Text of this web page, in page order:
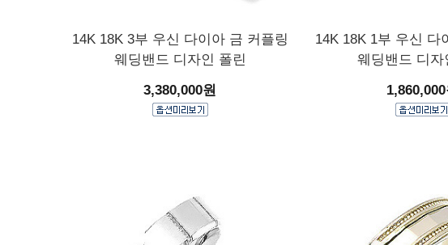
14K 18K 3부 우신 다이아 금 커플링
웨딩밴드 디자인 폴린
3,380,000원
14K 18K 1부 우신 다
웨딩밴드 디자
1,860,000